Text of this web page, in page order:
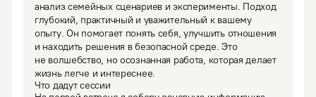
анализ семейных сценариев и эксперименты. Подход
глубокий, практичный и уважительный к вашему
опыту. Он помогает понять себя, улучшить отношения
и находить решения в безопасной среде. Это
не волшебство, но осознанная работа, которая делает
жизнь легче и интереснее.
Что дадут сессии